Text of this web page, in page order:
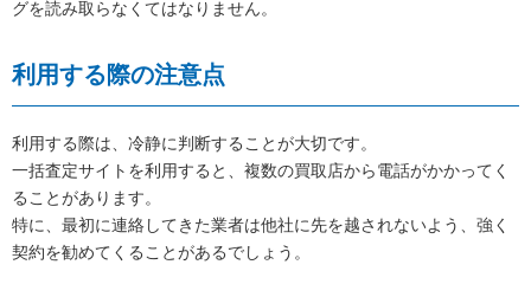
グを読み取らなくてはなりません。
利用する際の注意点
利用する際は、冷静に判断することが大切です。
一括査定サイトを利用すると、複数の買取店から電話がかかってく
ることがあります。
特に、最初に連絡してきた業者は他社に先を越されないよう、強く
契約を勧めてくることがあるでしょう。